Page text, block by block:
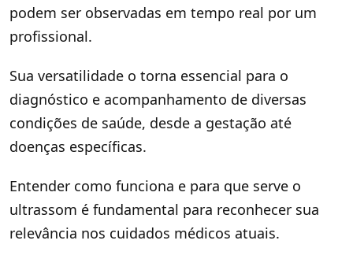
podem ser observadas em tempo real por um
profissional.
Sua versatilidade o torna essencial para o
diagnóstico e acompanhamento de diversas
condições de saúde, desde a gestação até
doenças específicas.
Entender como funciona e para que serve o
ultrassom é fundamental para reconhecer sua
relevância nos cuidados médicos atuais.